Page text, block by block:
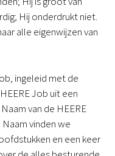
Hij onderdrukt niet.
alle eigenwijzen van
ingeleid met de
Job uit een
van de HEERE
vinden we
en een keer